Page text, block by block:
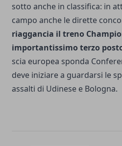
sotto anche in classifica: in
campo anche le dirette
riaggancia il treno
importantissimo terzo
scia europea sponda
deve iniziare a guardarsi le
assalti di Udinese e Bologna.